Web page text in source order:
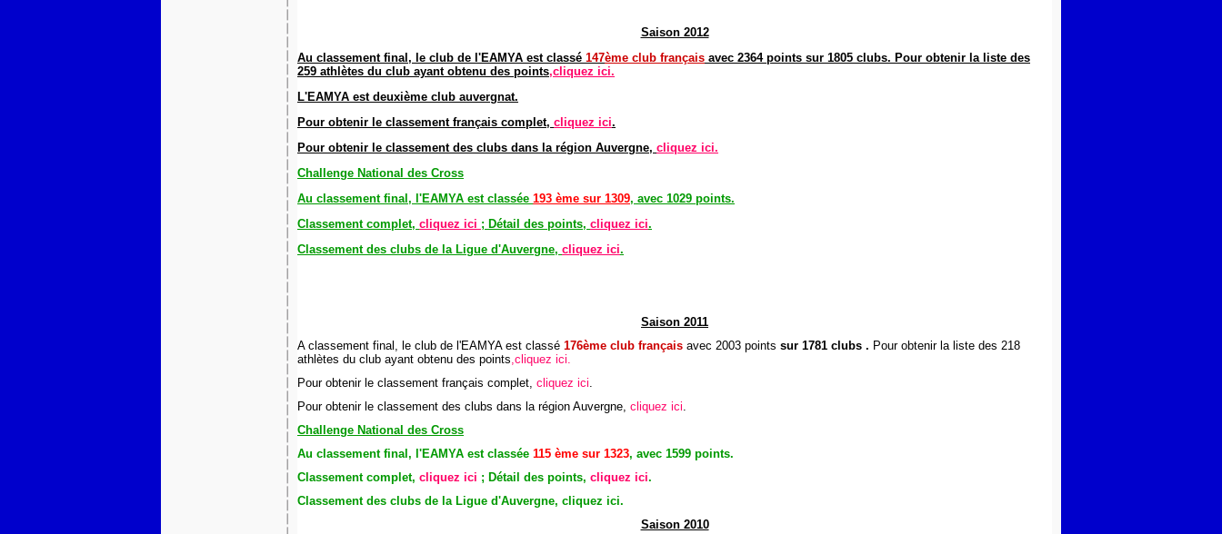
Saison 2012
Au classement final, le club de l'EAMYA est classé 147ème club français avec 2364 points sur 1805 clubs. Pour obtenir la liste des
259 athlètes du club ayant obtenu des points,cliquez ici.
L'EAMYA est deuxième club auvergnat.
Pour obtenir le classement français complet, cliquez ici.
Pour obtenir le classement des clubs dans la région Auvergne, cliquez ici.
Challenge National des Cross
Au classement final, l'EAMYA est classée 193 ème sur 1309, avec 1029 points.
Classement complet, cliquez ici ; Détail des points, cliquez ici.
Classement des clubs de la Ligue d'Auvergne, cliquez ici.
Saison 2011
A classement final, le club de l'EAMYA est classé 176ème club français avec 2003 points sur 1781 clubs . Pour obtenir la liste des 218
athlètes du club ayant obtenu des points,cliquez ici.
Pour obtenir le classement français complet, cliquez ici.
Pour obtenir le classement des clubs dans la région Auvergne, cliquez ici.
Challenge National des Cross
Au classement final, l'EAMYA est classée 115 ème sur 1323, avec 1599 points.
Classement complet, cliquez ici ; Détail des points, cliquez ici.
Classement des clubs de la Ligue d'Auvergne, cliquez ici.
Saison 2010